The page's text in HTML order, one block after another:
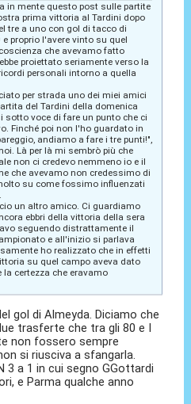
in mente questo post sulle partite
prima vittoria al Tardini dopo
tre a uno con gol di tacco di
proprio l'avere vinto su quel
che avevamo fatto
proiettato seriamente verso la
personali intorno a quella
per strada uno dei miei amici
del Tardini della domenica
voce di fare un punto che ci
Finché poi non l'ho guardato in
andiamo a fare i tre punti!",
Là per là mi sembrò più che
non ci credevo nemmeno io e il
che avevamo non credessimo di
su come fossimo influenzati
un altro amico. Ci guardiamo
ebbri della vittoria della sera
seguendo distrattamente il
e all'inizio si parlava
ho realizzato che in effetti
su quel campo aveva dato
certezza che eravamo
gol di Almeyda. Diciamo che
trasferte che tra gli 80 e I
non fossero sempre
si riusciva a sfangarla.
3 a 1 in cui segno GGottardi
e Parma qualche anno